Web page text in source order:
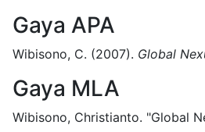
Gaya APA
Wibisono, C. (2007). Global
Gaya MLA
Wibisono, Christianto. "Global